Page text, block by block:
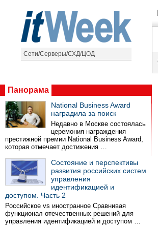
Сети/Серверы/СХД/ЦОД
Панорама
National Business Award
наградила за поиск
Недавно в Москве состоялась
церемония награждения
престижной премии National Business Award,
которая отмечает достижения …
Состояние и перспективы
развития российских систем
управления
идентификацией и
доступом. Часть 2
Российское vs иностранное Сравнивая
функционал отечественных решений для
управления идентификацией и доступом …